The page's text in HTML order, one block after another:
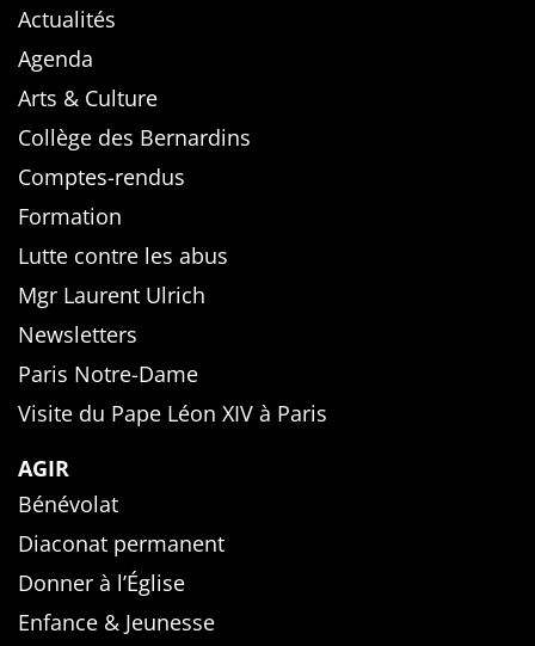
Actualités
Agenda
Arts & Culture
Collège des Bernardins
Comptes-rendus
Formation
Lutte contre les abus
Mgr Laurent Ulrich
Newsletters
Paris Notre-Dame
Visite du Pape Léon XIV à Paris
AGIR
Bénévolat
Diaconat permanent
Donner à l’Église
Enfance & Jeunesse